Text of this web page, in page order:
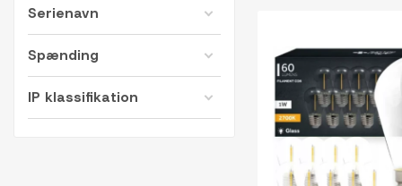
Serienavn
Spænding
IP klassifikation